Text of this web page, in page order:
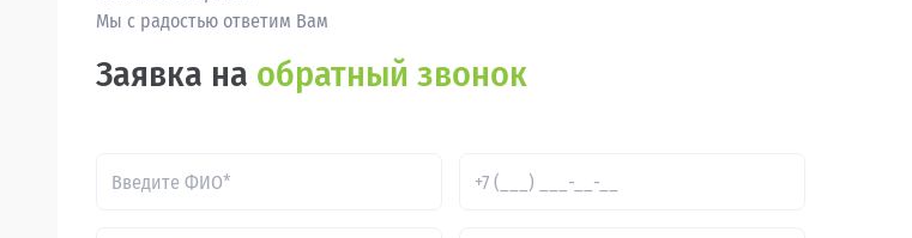
Мы с радостью ответим Вам
Заявка на обратный звонок